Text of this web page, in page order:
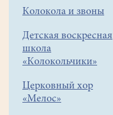
Колокола и звоны
Детская воскресная
школа
«Колокольчики»
Церковный хор
«Мелос»